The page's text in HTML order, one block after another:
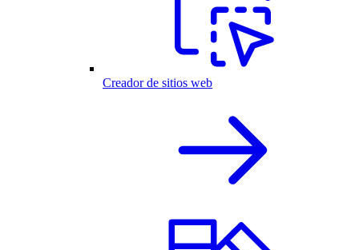
Creador de sitios web